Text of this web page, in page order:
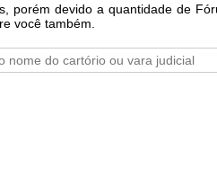
porém devido a quantidade de
você também.